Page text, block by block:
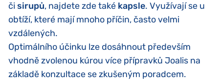
čisirupů, najdete zde také kapsle. Využívají se u
obtíží, které mají mnoho příčin, často velmi
vzdálených.
Optimálního účinku lze dosáhnout především
vhodně zvolenou kúrou více přípravků Joalis na
základě konzultace se zkušeným poradcem.